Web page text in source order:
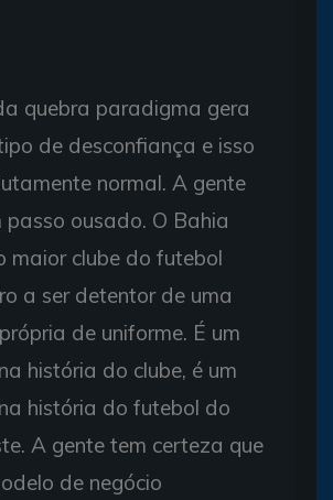
quebra paradigma gera
de desconfiança e isso
normal. A gente
passo ousado. O Bahia
maior clube do futebol
a ser detentor de uma
de uniforme. É um
história do clube, é um
história do futebol do
A gente tem certeza que
de negócio